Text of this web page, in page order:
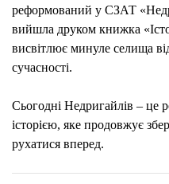
реформований у СЗАТ
вийшла друком книжка
висвітлює минуле селища
сучасності.
Сьогодні Недригайлів – це
історією, яке продовжує
рухатися вперед.